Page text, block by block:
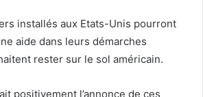
installés aux Etats-Unis pourront
aide dans leurs démarches
rester sur le sol américain.
positivement l’annonce de ces